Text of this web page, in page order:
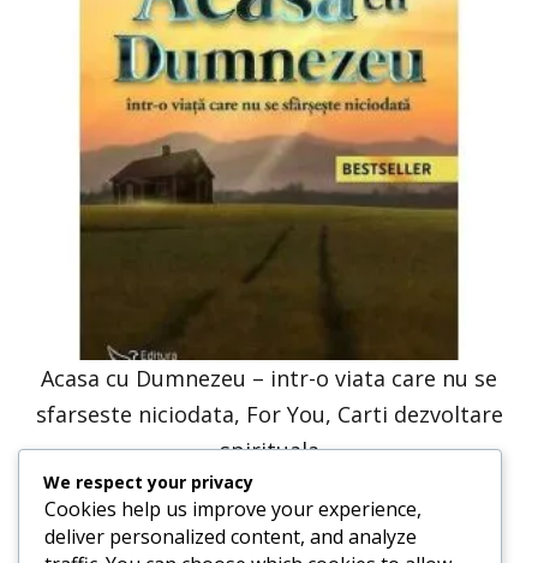
Acasa cu Dumnezeu – intr-o viata care nu se
sfarseste niciodata, For You, Carti dezvoltare
spirituala
41,23lei
We respect your privacy
Cookies help us improve your experience,
deliver personalized content, and analyze